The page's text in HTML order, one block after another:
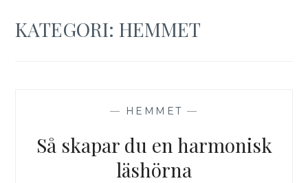
KATEGORI:HEMMET
— HEMMET —
Så skapar du en harmonisk
läshörna